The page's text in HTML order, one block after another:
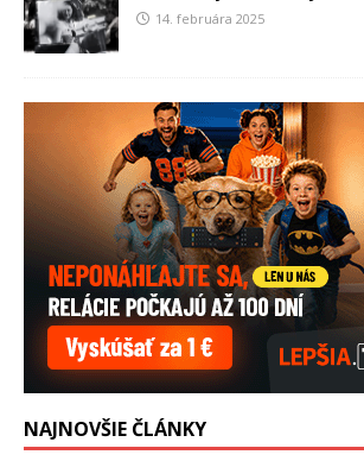
14. februára 2025
NAJNOVŠIE ČLÁNKY